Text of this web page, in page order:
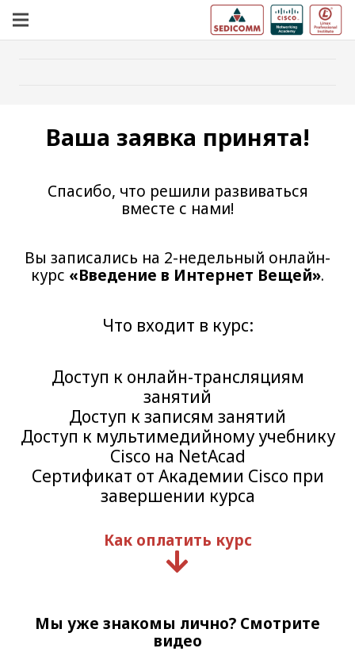
Ваша заявка принята!
Спасибо, что решили развиваться
вместе с нами!
Вы записались на 2-недельный онлайн-
курс «Введение в Интернет Вещей».
Что входит в курс:
Доступ к онлайн-трансляциям
занятий
Доступ к записям занятий
Доступ к мультимедийному учебнику
Cisco на NetAcad
Сертификат от Академии Cisco при
завершении курса
Как оплатить курс
Мы уже знакомы лично? Смотрите
видео